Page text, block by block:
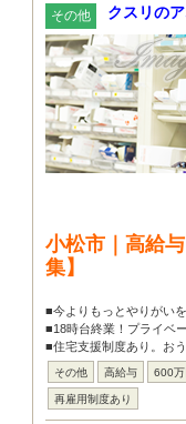
その他 クスリの
小松市｜高給
集】
■今よりもっとやりがい
■18時台終業！プライベ
■住宅支援制度あり。お
その他 高給与 600万
再雇用制度あり